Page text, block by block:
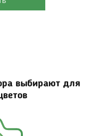
выбирают для